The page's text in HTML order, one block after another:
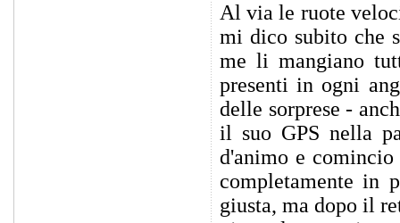
Al via le ruote
mi dico subito che
me li mangiano
presenti in ogni
delle sorprese -
il suo GPS nella
d'animo e comincio
completamente in
giusta, ma dopo il